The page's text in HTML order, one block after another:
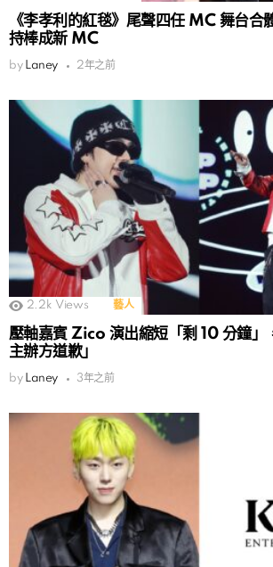
《李孝利的紅毯》尾聲四任 MC 舞台
持棒成新 MC
by Laney 2年之前
2.2k Views 藝人
壓軸嘉賓 Zico 演出縮短「剩 10 分鐘」
主辦方道歉」
by Laney 3年之前